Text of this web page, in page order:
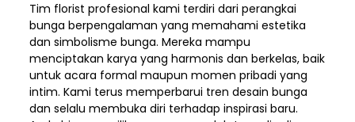
Tim florist profesional kami terdiri dari perangkai
bunga berpengalaman yang memahami estetika
dan simbolisme bunga. Mereka mampu
menciptakan karya yang harmonis dan berkelas, baik
untuk acara formal maupun momen pribadi yang
intim. Kami terus memperbarui tren desain bunga
dan selalu membuka diri terhadap inspirasi baru.